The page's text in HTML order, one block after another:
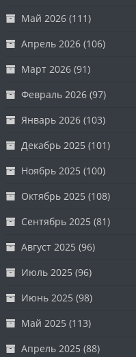
Май 2026 (111)
Апрель 2026 (106)
Март 2026 (91)
Февраль 2026 (97)
Январь 2026 (103)
Декабрь 2025 (101)
Ноябрь 2025 (100)
Октябрь 2025 (108)
Сентябрь 2025 (81)
Август 2025 (96)
Июль 2025 (96)
Июнь 2025 (98)
Май 2025 (113)
Апрель 2025 (88)